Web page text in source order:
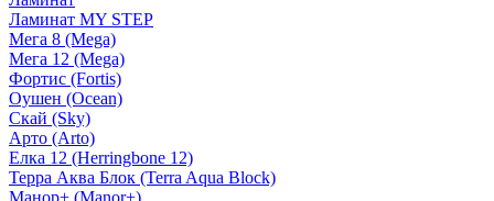
Ламинат MY STEP
Мега 8 (Mega)
Мега 12 (Mega)
Фортис (Fortis)
Оушен (Ocean)
Скай (Sky)
Арто (Arto)
Елка 12 (Herringbone 12)
Терра Аква Блок (Terra Aqua Block)
Манор+ (Manor+)